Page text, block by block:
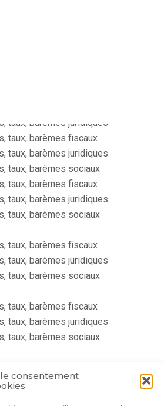
consentement
taux, barèmes fiscaux
taux, barèmes juridiques
taux, barèmes fiscaux
taux, barèmes juridiques
taux, barèmes sociaux
taux, barèmes fiscaux
taux, barèmes juridiques
taux, barèmes sociaux
taux, barèmes fiscaux
taux, barèmes juridiques
taux, barèmes sociaux
taux, barèmes fiscaux
taux, barèmes juridiques
taux, barèmes sociaux